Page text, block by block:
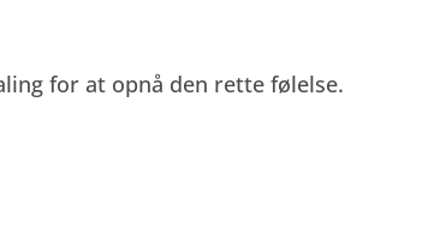
for at opnå den rette følelse.